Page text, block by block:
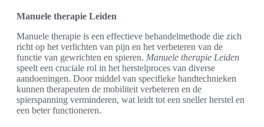
Manuele therapie Leiden
Manuele therapie is een effectieve behandelmethode die zich
richt op het verlichten van pijn en het verbeteren van de
functie van gewrichten en spieren. Manuele therapie Leiden
speelt een cruciale rol in het herstelproces van diverse
aandoeningen. Door middel van specifieke handtechnieken
kunnen therapeuten de mobiliteit verbeteren en de
spierspanning verminderen, wat leidt tot een sneller herstel en
een beter functioneren.